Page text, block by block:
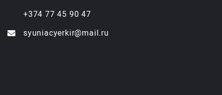
+374 77 45 90 47
syuniacyerkir@mail.ru